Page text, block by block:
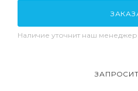
Наличие уточнит наш менеджер